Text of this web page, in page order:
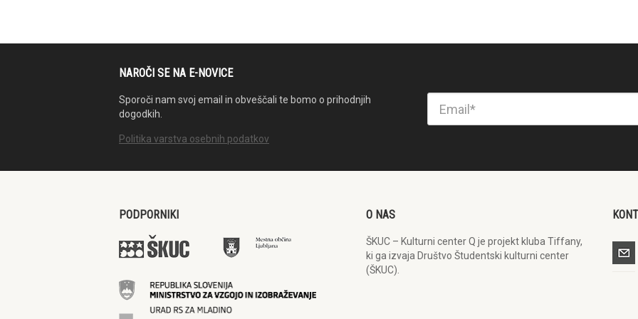
NAROČI SE NA E-NOVICE
Sporoči nam svoj email in obveščali te bomo o prihodnjih
dogodkih.
Politika varstva osebnih podatkov
PODPORNIKI O NAS
ŠKUC – Kulturni center Q je projekt kluba Tiffany,
ki ga izvaja Društvo Študentski kulturni center
(ŠKUC).